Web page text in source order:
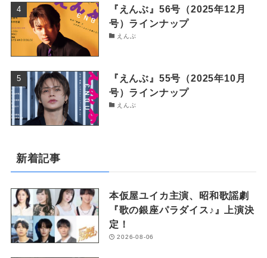
『えんぶ』56号（2025年12月
号）ラインナップ
えんぶ
『えんぶ』55号（2025年10月
号）ラインナップ
えんぶ
新着記事
本仮屋ユイカ主演、昭和歌謡劇
『歌の銀座パラダイス♪』上演決
定！
2026-08-06